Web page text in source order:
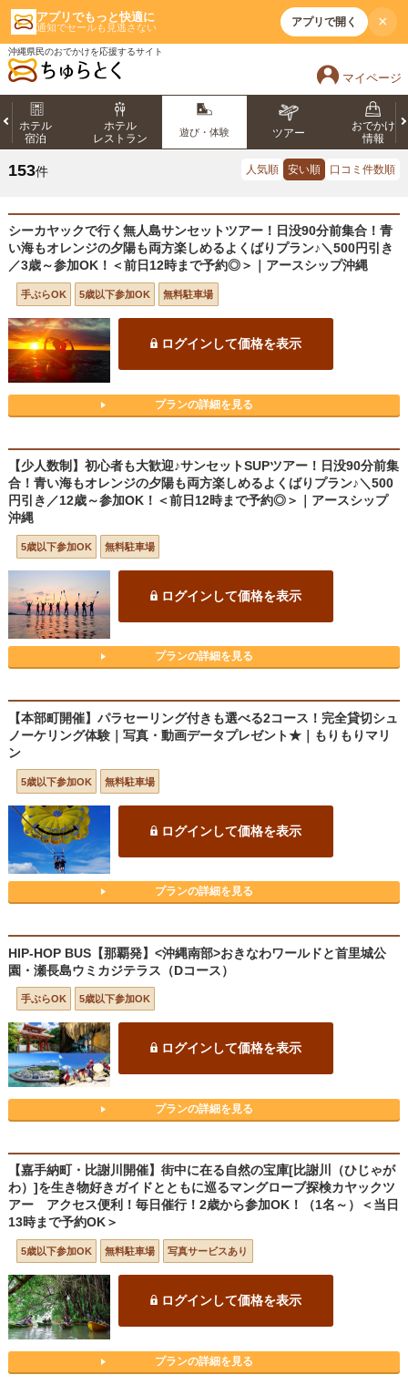
アプリでもっと快適に
通知でセールも見逃さない アプリで開く ×
沖縄県民のおでかけを応援するサイト
マイページ
ホテル
宿泊
ホテル
レストラン
遊び・体験 ツアー
おでかけ
情報
153件 人気順 安い順 口コミ件数順
シーカヤックで行く無人島サンセットツアー！日没90分前集合！青
い海もオレンジの夕陽も両方楽しめるよくばりプラン♪＼500円引き
／3歳～参加OK！＜前日12時まで予約◎＞｜アースシップ沖縄
手ぶらOK 5歳以下参加OK 無料駐車場
ログインして価格を表示
プランの詳細を見る
【少人数制】初心者も大歓迎♪サンセットSUPツアー！日没90分前集
合！青い海もオレンジの夕陽も両方楽しめるよくばりプラン♪＼500
円引き／12歳～参加OK！＜前日12時まで予約◎＞｜アースシップ
沖縄
5歳以下参加OK 無料駐車場
ログインして価格を表示
プランの詳細を見る
【本部町開催】パラセーリング付きも選べる2コース！完全貸切シュ
ノーケリング体験｜写真・動画データプレゼント★｜もりもりマリ
ン
5歳以下参加OK 無料駐車場
ログインして価格を表示
プランの詳細を見る
HIP-HOP BUS【那覇発】<沖縄南部>おきなわワールドと首里城公
園・瀬長島ウミカジテラス（Dコース）
手ぶらOK 5歳以下参加OK
ログインして価格を表示
プランの詳細を見る
【嘉手納町・比謝川開催】街中に在る自然の宝庫[比謝川（ひじゃが
わ）]を生き物好きガイドとともに巡るマングローブ探検カヤックツ
アー アクセス便利！毎日催行！2歳から参加OK！（1名～）＜当日
13時まで予約OK＞
5歳以下参加OK 無料駐車場 写真サービスあり
ログインして価格を表示
プランの詳細を見る